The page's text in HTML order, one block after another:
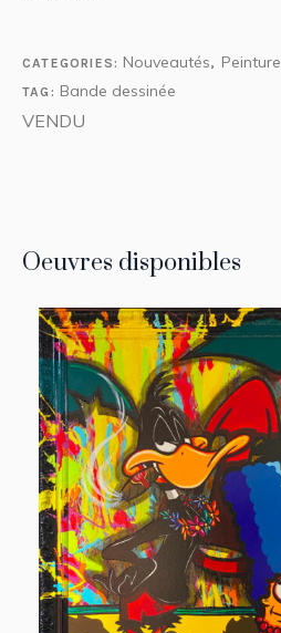
CATEGORIES: Nouveautés, Peinture
TAG: Bande dessinée
VENDU
Oeuvres disponibles